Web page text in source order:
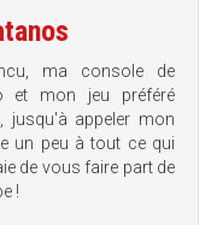
ma console de
et mon jeu préféré
jusqu'à appeler mon
un peu à tout ce qui
de vous faire part de
!